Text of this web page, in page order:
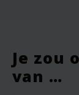
Je
Je zou
van …